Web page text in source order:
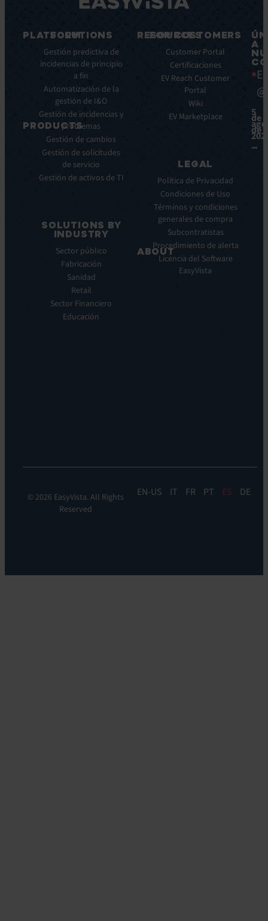
PLATFORM
Características
principales
Integraciones
PRODUCTS
ITSM:
EV
Manager
Automatización:
Orchestrate
Descubrimiento
Discovery
SOLUTIONS
Gestión predictiva de
incidencias de principio
a fin
Automatización de la
gestión de I&O
Gestión de incidencias y
problemas
Gestión de cambios
Gestión de solicitudes
de servicio
Gestión de activos de TI
SOLUTIONS BY
INDUSTRY
Sector público
Fabricación
Sanidad
Retail
Sector Financiero
Educación
RESOURCES
Ebooks
Whitepapers
Notas
prensa
ABOUT
FOR CUSTOMERS
Customer Portal
Certificaciones
EV Reach Customer
Portal
Wiki
EV Marketplace
LEGAL
Política de Privacidad
Condiciones de Uso
Términos y condiciones
generales de compra
Subcontratistas
Procedimiento de alerta
Licencia del Software
EasyVista
A
5
de
de
© 2026 EasyVista. All Rights
Reserved
EN IT FR PT ES DE